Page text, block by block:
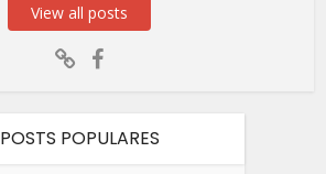
View all posts
POSTS POPULARES